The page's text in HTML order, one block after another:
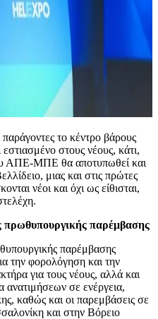
το κέντρο βάρους
στους νέους, κάτι,
ΑΠΕ-ΜΠΕ θα αποτυπωθεί και
μιας και στις πρώτες
νέοι και όχι ως είθισται,
πρωθυπουργικής παρέμβασης
παρέμβασης
την φορολόγηση και την
για τους νέους, αλλά και
σε ενέργεια,
καθώς και οι παρεμβάσεις σε
και στην Βόρειο